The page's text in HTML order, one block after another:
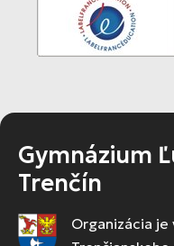
Gymnázium
Trenčín
Organizácia